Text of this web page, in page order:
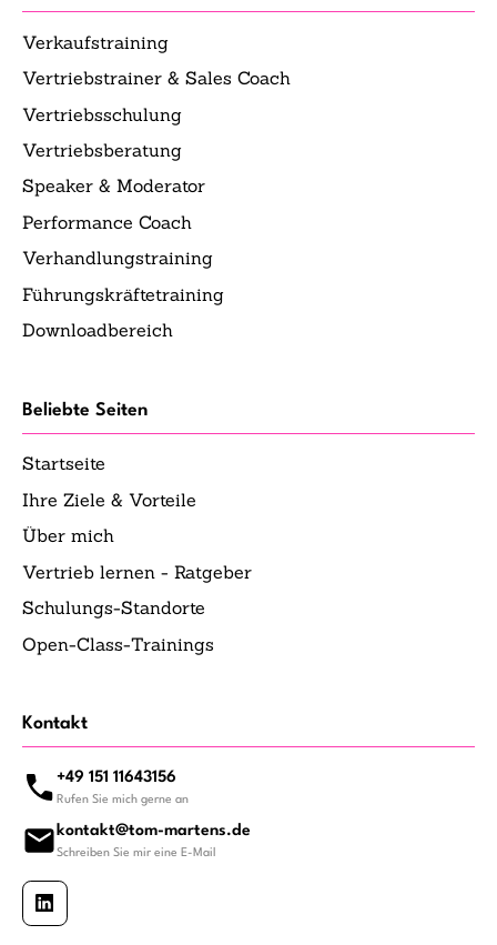
Verkaufstraining
Vertriebstrainer & Sales Coach
Vertriebsschulung
Vertriebsberatung
Speaker & Moderator
Performance Coach
Verhandlungstraining
Führungskräftetraining
Downloadbereich
Beliebte Seiten
Startseite
Ihre Ziele & Vorteile
Über mich
Vertrieb lernen - Ratgeber
Schulungs-Standorte
Open-Class-Trainings
Kontakt
+49 151 11643156
Rufen Sie mich gerne an
kontakt@tom-martens.de
Schreiben Sie mir eine E-Mail